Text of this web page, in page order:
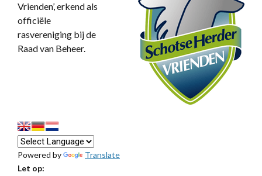
Vrienden’, erkend als
officiële
rasvereniging bij de
Raad van Beheer.
Powered by
Translate
Let op: